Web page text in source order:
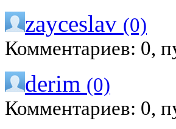
zayceslav (0)
Комментариев: 0,
derim (0)
Комментариев: 0,